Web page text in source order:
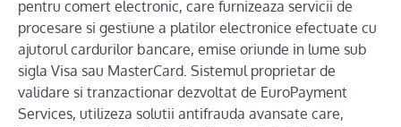
pentru comert electronic, care furnizeaza servicii de
procesare si gestiune a platilor electronice efectuate cu
ajutorul cardurilor bancare, emise oriunde in lume sub
sigla Visa sau MasterCard. Sistemul proprietar de
validare si tranzactionar dezvoltat de EuroPayment
Services, utilizeza solutii antifrauda avansate care,